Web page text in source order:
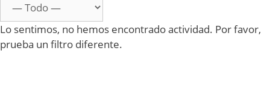
Lo sentimos, no hemos encontrado actividad. Por favor,
prueba un filtro diferente.